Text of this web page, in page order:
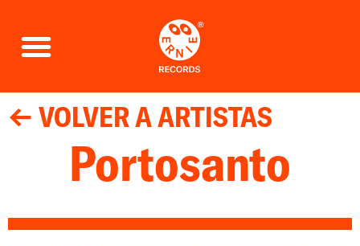
← VOLVER A ARTISTAS
Portosanto